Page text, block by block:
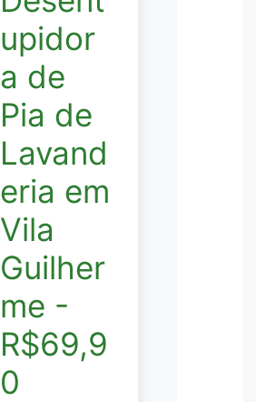
upidor
a de
Pia de
Lavand
eria em
Vila
Guilher
me -
R$69,9
0